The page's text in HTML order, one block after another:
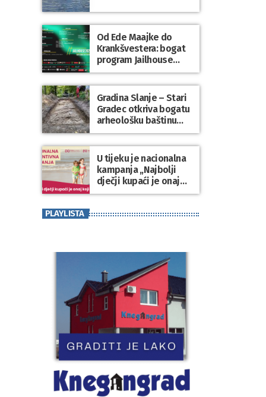
Od Ede Maajke do
Krankšvestera: bogat
program Jailhouse
Festivala 2026. u
Lepoglavi
Gradina Slanje – Stari
Gradec otkriva bogatu
arheološku baštinu
Varaždinske županije
U tijeku je nacionalna
kampanja „Najbolji
dječji kupaći je onaj
koji se nosi“
PLAYLISTA